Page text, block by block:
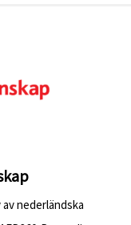
nederländska